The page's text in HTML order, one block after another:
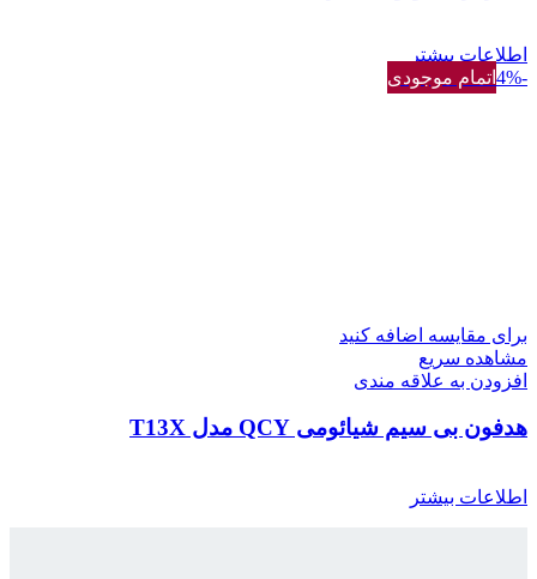
اطلاعات بیشتر
-4%
اتمام موجودی
برای مقایسه اضافه کنید
مشاهده سریع
افزودن به علاقه مندی
هدفون بی سیم شیائومی QCY مدل T13X
اطلاعات بیشتر